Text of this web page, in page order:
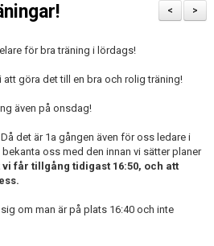
>
<
för bra träning i lördags!
att göra det till en bra och rolig träning!
även på onsdag!
det är 1a gången även för oss ledare i
oss med den innan vi sätter planer
vi får tillgång tidigast 16:50, och att
om man är på plats 16:40 och inte